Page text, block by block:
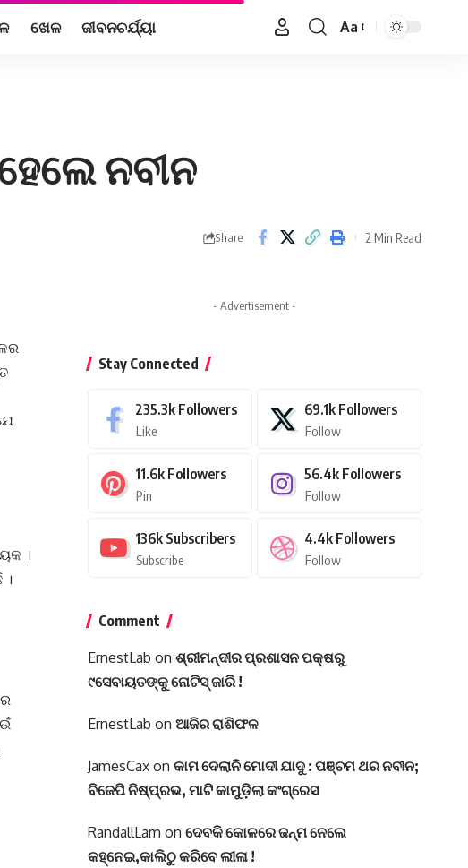
ଖେଳ ଜୀବନଚର୍ଯ୍ୟା
Font
Aa
ନବୀନ
Share 2 Min Read
।
- Advertisement -
Stay Connected
235.3k Followers
Like
69.1k Followers
Follow
11.6k Followers
Pin
56.4k Followers
Follow
136k Subscribers
Subscribe
4.4k Followers
Follow
Comment
ErnestLab on ଶ୍ରୀମନ୍ଦୀର ପ୍ରଶାସନ ପକ୍ଷରୁ
୯ସେବାୟତଙ୍କୁ ନୋଟିସ୍ ଜାରି !
ErnestLab on ଆଜିର ରାଶିଫଳ
JamesCaxon କାମ ଦେଲାନି ମୋଦୀ ଯାଦୁ : ପଞ୍ଚମ ଥର ନବୀନ;
ବିଜେପି ନିଷ୍ପ୍ରଭ, ମାଟି କାମୁଡ଼ିଲା କଂଗ୍ରେସ
RandallLam on ଦେବକି କୋଳରେ ଜନ୍ମ ନେଲେ
କହ୍ନେଇ,କାଲିଠୁ କରିବେ ଲୀଳା !